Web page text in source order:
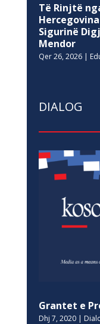
Të Rinjtë
Sigurinë
Mendor
Qer 26, 2026|
DIALOG
Grantet e
Dhj 7, 2020|